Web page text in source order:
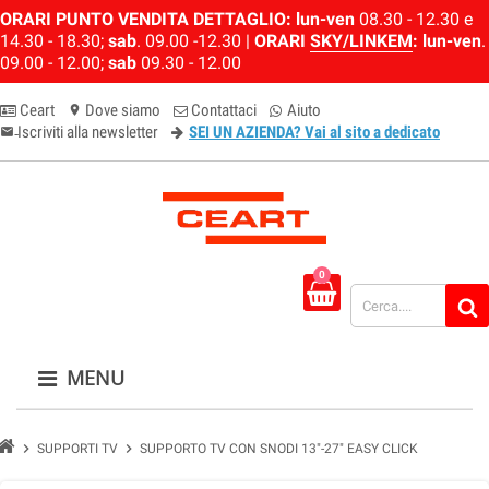
ORARI PUNTO VENDITA DETTAGLIO: lun-ven 08.30 - 12.30 e
14.30 - 18.30; sab. 09.00 -12.30 | ORARI SKY/LINKEM: lun-ven.
09.00 - 12.00; sab 09.30 - 12.00
Ceart location_on Dove siamo Contattaci Aiuto
email-newsletter
Iscriviti alla newsletter SEI UN AZIENDA? Vai al sito a dedicato
0
MENU
chevron_right SUPPORTI TV chevron_right SUPPORTO TV CON SNODI 13"-27" EASY CLICK